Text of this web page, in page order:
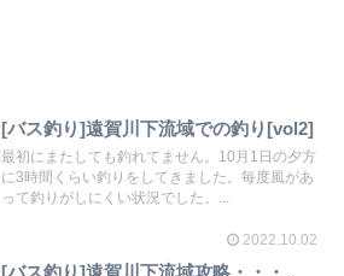
[バス釣り]遠賀川下流域での釣り[vol2]
最初にまたしても釣れてません。10月1日の夕方
に3時間くらい釣りをしてきました。毎度風があ
って釣りがしにくい状況でした。...
2022.10.02
[バス釣り]遠賀川下流域攻略・・・。